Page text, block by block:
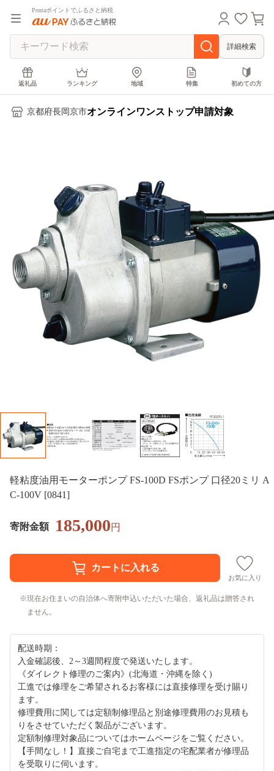
Pontaポイントでふるさと納税
詳細検索
返礼品 ランキング 地域 特集 初めての方
京都府長岡京市オンラインワンストップ申請対象
軽粘度油用モーターポンプ FS-100D FSポンプ 口径20ミリ A
C-100V [0841]
寄附金額 185,000円
お気に入り
現在お住まいの自治体へ寄附申込いただいた場合、返礼品は贈答され
ません。
配送時期：
入金確認後、2～3週間程度で発送いたします。
《ダイレクト修理のご案内》(北海道・沖縄を除く)
工進では修理をご希望されるお客様には直接修理を受け賜り
ます。
修理費用に関しては定額制修理品と別途修理費用のお見積も
りをさせていただく製品がございます。
定額制修理対象品についてはホームページをご覧ください。
【手間なし！】直接ご自宅まで工進指定の宅配業者が修理品
を受取りに伺います。